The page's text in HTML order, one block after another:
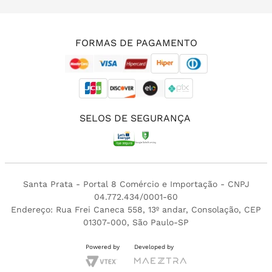
FORMAS DE PAGAMENTO
SELOS DE SEGURANÇA
Santa Prata - Portal 8 Comércio e Importação - CNPJ
04.772.434/0001-60
Endereço: Rua Frei Caneca 558, 13º andar, Consolação, CEP
01307-000, São Paulo-SP
Powered by Developed by